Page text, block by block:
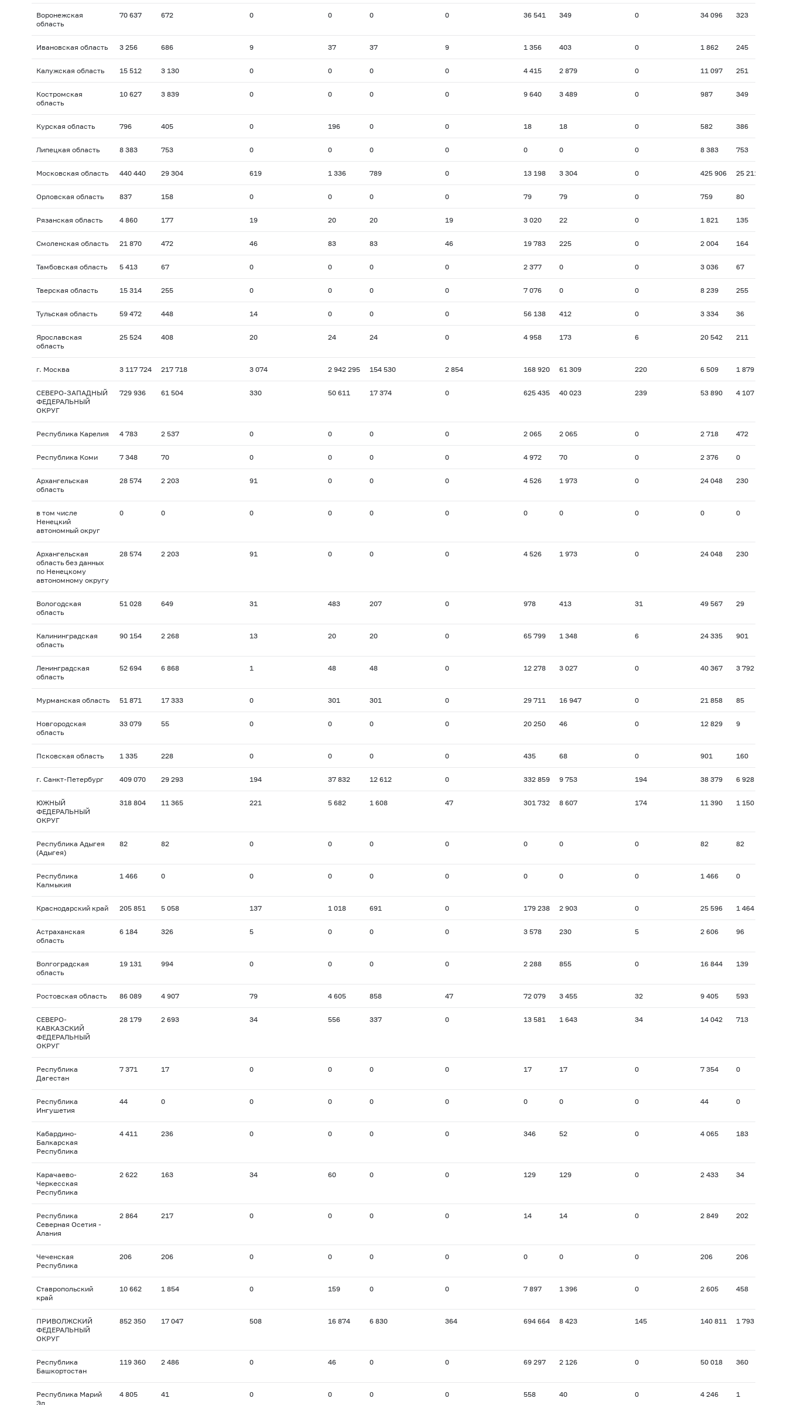
Воронежская
область
70 637 672 0 0 0 0 36 541 349 0 34 096 323
Ивановская область 3 256 686 9 37 37 9 1 356 403 0 1 862 245
Калужская область 15 512 3 130 0 0 0 0 4 415 2 879 0 11 097 251
Костромская
область
10 627 3 839 0 0 0 0 9 640 3 489 0 987 349
Курская область 796 405 0 196 0 0 18 18 0 582 386
Липецкая область 8 383 753 0 0 0 0 0 0 0 8 383 753
Московская область 440 440 29 304 619 1 336 789 0 13 198 3 304 0 425 906 25 211
Орловская область 837 158 0 0 0 0 79 79 0 759 80
Рязанская область 4 860 177 19 20 20 19 3 020 22 0 1 821 135
Смоленская область 21 870 472 46 83 83 46 19 783 225 0 2 004 164
Тамбовская область 5 413 67 0 0 0 0 2 377 0 0 3 036 67
Тверская область 15 314 255 0 0 0 0 7 076 0 0 8 239 255
Тульская область 59 472 448 14 0 0 0 56 138 412 0 3 334 36
Ярославская
область
25 524 408 20 24 24 0 4 958 173 6 20 542 211
г. Москва 3 117 724 217 718 3 074 2 942 295 154 530 2 854 168 920 61 309 220 6 509 1 879
СЕВЕРО-ЗАПАДНЫЙ
ФЕДЕРАЛЬНЫЙ
ОКРУГ
729 936 61 504 330 50 611 17 374 0 625 435 40 023 239 53 890 4 107
Республика Карелия 4 783 2 537 0 0 0 0 2 065 2 065 0 2 718 472
Республика Коми 7 348 70 0 0 0 0 4 972 70 0 2 376 0
Архангельская
область
28 574 2 203 91 0 0 0 4 526 1 973 0 24 048 230
в том числе
Ненецкий
автономный округ
0 0 0 0 0 0 0 0 0 0 0
Архангельская
область без данных
по Ненецкому
автономному округу
28 574 2 203 91 0 0 0 4 526 1 973 0 24 048 230
Вологодская
область
51 028 649 31 483 207 0 978 413 31 49 567 29
Калининградская
область
90 154 2 268 13 20 20 0 65 799 1 348 6 24 335 901
Ленинградская
область
52 694 6 868 1 48 48 0 12 278 3 027 0 40 367 3 792
Мурманская область 51 871 17 333 0 301 301 0 29 711 16 947 0 21 858 85
Новгородская
область
33 079 55 0 0 0 0 20 250 46 0 12 829 9
Псковская область 1 335 228 0 0 0 0 435 68 0 901 160
г. Санкт-Петербург 409 070 29 293 194 37 832 12 612 0 332 859 9 753 194 38 379 6 928
ЮЖНЫЙ
ФЕДЕРАЛЬНЫЙ
ОКРУГ
318 804 11 365 221 5 682 1 608 47 301 732 8 607 174 11 390 1 150
Республика Адыгея
(Адыгея)
82 82 0 0 0 0 0 0 0 82 82
Республика
Калмыкия
1 466 0 0 0 0 0 0 0 0 1 466 0
Краснодарский край 205 851 5 058 137 1 018 691 0 179 238 2 903 0 25 596 1 464
Астраханская
область
6 184 326 5 0 0 0 3 578 230 5 2 606 96
Волгоградская
область
19 131 994 0 0 0 0 2 288 855 0 16 844 139
Ростовская область 86 089 4 907 79 4 605 858 47 72 079 3 455 32 9 405 593
СЕВЕРО-
КАВКАЗСКИЙ
ФЕДЕРАЛЬНЫЙ
ОКРУГ
28 179 2 693 34 556 337 0 13 581 1 643 34 14 042 713
Республика
Дагестан
7 371 17 0 0 0 0 17 17 0 7 354 0
Республика
Ингушетия
44 0 0 0 0 0 0 0 0 44 0
Кабардино-
Балкарская
Республика
4 411 236 0 0 0 0 346 52 0 4 065 183
Карачаево-
Черкесская
Республика
2 622 163 34 60 0 0 129 129 0 2 433 34
Республика
Северная Осетия -
Алания
2 864 217 0 0 0 0 14 14 0 2 849 202
Чеченская
Республика
206 206 0 0 0 0 0 0 0 206 206
Ставропольский
край
10 662 1 854 0 159 0 0 7 897 1 396 0 2 605 458
ПРИВОЛЖСКИЙ
ФЕДЕРАЛЬНЫЙ
ОКРУГ
852 350 17 047 508 16 874 6 830 364 694 664 8 423 145 140 811 1 793
Республика
Башкортостан
119 360 2 486 0 46 0 0 69 297 2 126 0 50 018 360
Республика Марий
Эл
4 805 41 0 0 0 0 558 40 0 4 246 1